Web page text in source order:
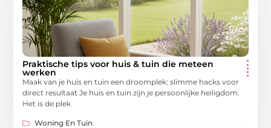
Praktische tips voor huis & tuin die meteen
werken
Maak van je huis en tuin een droomplek: slimme hacks voor
direct resultaat Je huis en tuin zijn je persoonlijke heiligdom.
Het is de plek
Woning En Tuin